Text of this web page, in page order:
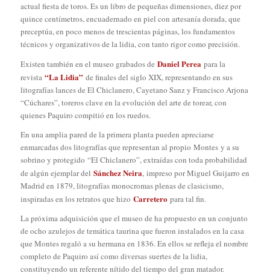
actual fiesta de toros. Es un libro de pequeñas dimensiones, diez por
quince centímetros, encuadernado en piel con artesanía dorada, que
preceptúa, en poco menos de trescientas páginas, los fundamentos
técnicos y organizativos de la lidia, con tanto rigor como precisión.
Existen también en el museo grabados de Daniel Pereapara la
revista “La Lidia” de finales del siglo XIX, representando en sus
litografías lances de El Chiclanero, Cayetano Sanz y Francisco Arjona
“Cúchares”, toreros clave en la evolución del arte de torear, con
quienes Paquiro compitió en los ruedos.
En una amplia pared de la primera planta pueden apreciarse
enmarcadas dos litografías que representan al propio Montesy a su
sobrino y protegido “El Chiclanero”, extraídas con toda probabilidad
de algún ejemplar del Sánchez Neira,impreso por Miguel Guijarro en
Madrid en 1879, litografías monocromas plenas de clasicismo,
inspiradas en los retratos que hizo Carretero para tal fin.
La próxima adquisición que el museo de ha propuesto en un conjunto
de ocho azulejos de temática taurina que fueron instalados en la casa
que Montes regaló a su hermana en 1836. En ellos se refleja el nombre
completo de Paquiro así como diversas suertes de la lidia,
constituyendo un referente nítido del tiempo del gran matador.